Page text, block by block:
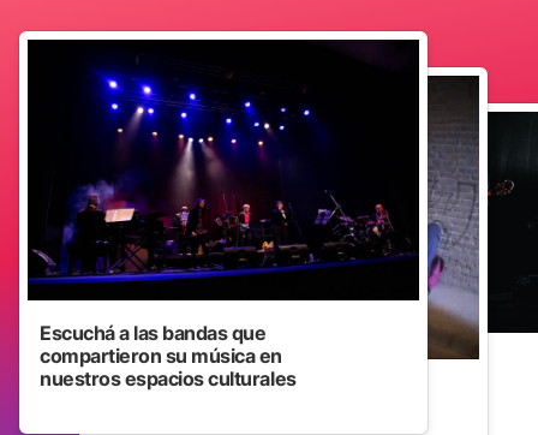
Escuchá a las bandas que
compartieron su música en
nuestros espacios culturales